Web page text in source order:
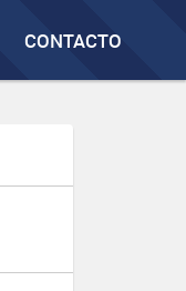
CONTACTO